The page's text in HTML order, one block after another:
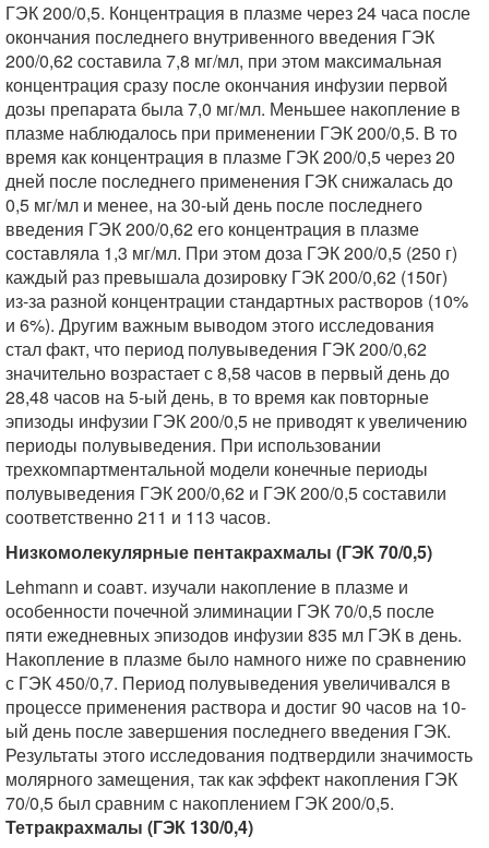
ГЭК 200/0,5. Концентрация в плазме через 24 часа после
окончания последнего внутривенного введения ГЭК
200/0,62 составила 7,8 мг/мл, при этом максимальная
концентрация сразу после окончания инфузии первой
дозы препарата была 7,0 мг/мл. Меньшее накопление в
плазме наблюдалось при применении ГЭК 200/0,5. В то
время как концентрация в плазме ГЭК 200/0,5 через 20
дней после последнего применения ГЭК снижалась до
0,5 мг/мл и менее, на 30-ый день после последнего
введения ГЭК 200/0,62 его концентрация в плазме
составляла 1,3 мг/мл. При этом доза ГЭК 200/0,5 (250 г)
каждый раз превышала дозировку ГЭК 200/0,62 (150г)
из-за разной концентрации стандартных растворов (10%
и 6%). Другим важным выводом этого исследования
стал факт, что период полувыведения ГЭК 200/0,62
значительно возрастает с 8,58 часов в первый день до
28,48 часов на 5-ый день, в то время как повторные
эпизоды инфузии ГЭК 200/0,5 не приводят к увеличению
периоды полувыведения. При использовании
трехкомпартментальной модели конечные периоды
полувыведения ГЭК 200/0,62 и ГЭК 200/0,5 составили
соответственно 211 и 113 часов.
Низкомолекулярные пентакрахмалы (ГЭК 70/0,5)
Lehmann и соавт. изучали накопление в плазме и
особенности почечной элиминации ГЭК 70/0,5 после
пяти ежедневных эпизодов инфузии 835 мл ГЭК в день.
Накопление в плазме было намного ниже по сравнению
с ГЭК 450/0,7. Период полувыведения увеличивался в
процессе применения раствора и достиг 90 часов на 10-
ый день после завершения последнего введения ГЭК.
Результаты этого исследования подтвердили значимость
молярного замещения, так как эффект накопления ГЭК
70/0,5 был сравним с накоплением ГЭК 200/0,5.
Тетракрахмалы (ГЭК 130/0,4)